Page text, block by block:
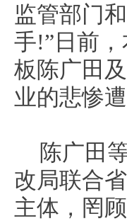
监管部门
手!”日前
板陈广田
业的悲惨遭
陈广田
改局联合
主体，罔